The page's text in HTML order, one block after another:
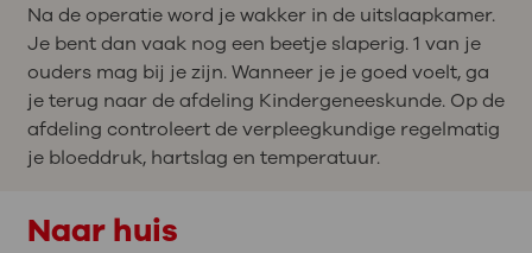
Na de operatie word je wakker in de uitslaapkamer.
Je bent dan vaak nog een beetje slaperig. 1 van je
ouders mag bij je zijn. Wanneer je je goed voelt, ga
je terug naar de afdeling Kindergeneeskunde. Op de
afdeling controleert de verpleegkundige regelmatig
je bloeddruk, hartslag en temperatuur.
Naar huis